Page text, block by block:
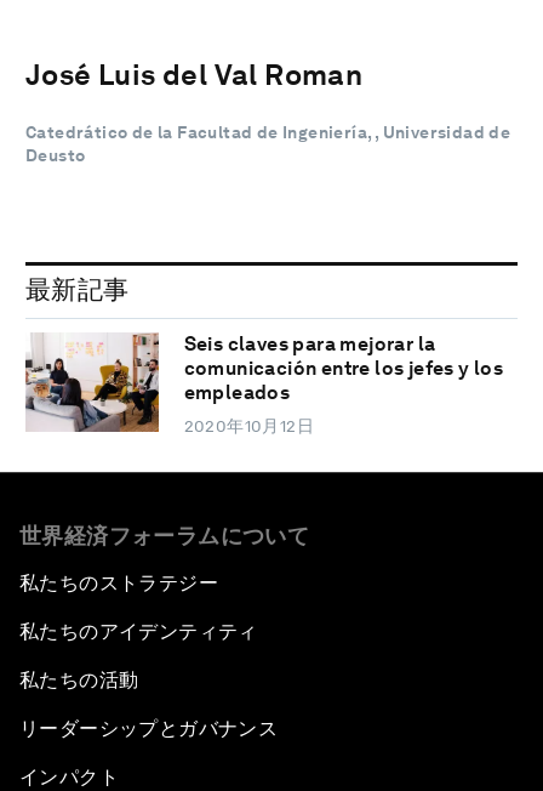
José Luis del Val Roman
Catedrático de la Facultad de Ingeniería, , Universidad de
Deusto
最新記事
Seis claves para mejorar la
comunicación entre los jefes y los
empleados
2020年10月12日
世界経済フォーラムについて
私たちのストラテジー
私たちのアイデンティティ
私たちの活動
リーダーシップとガバナンス
インパクト